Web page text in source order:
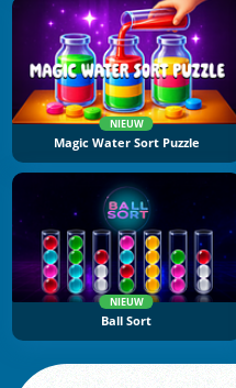
NIEUW
Magic Water Sort Puzzle
NIEUW
Ball Sort